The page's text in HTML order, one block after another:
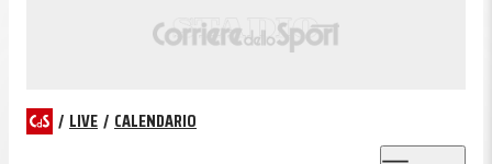
/ LIVE / CALENDARIO